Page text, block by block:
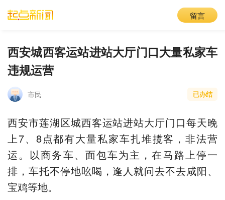
留言
西安城西客运站进站大厅门口大量私家车
违规运营
市民 已办结
西安市莲湖区城西客运站进站大厅门口每天晚
上7、8点都有大量私家车扎堆揽客，非法营
运。以商务车、面包车为主，在马路上停一
排，车托不停地吆喝，逢人就问去不去咸阳、
宝鸡等地。